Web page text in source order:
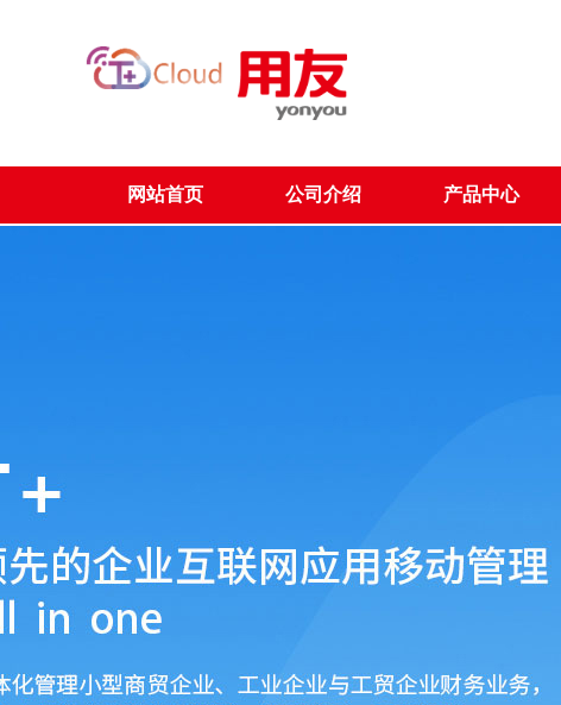
网站首页 公司介绍 产品中心